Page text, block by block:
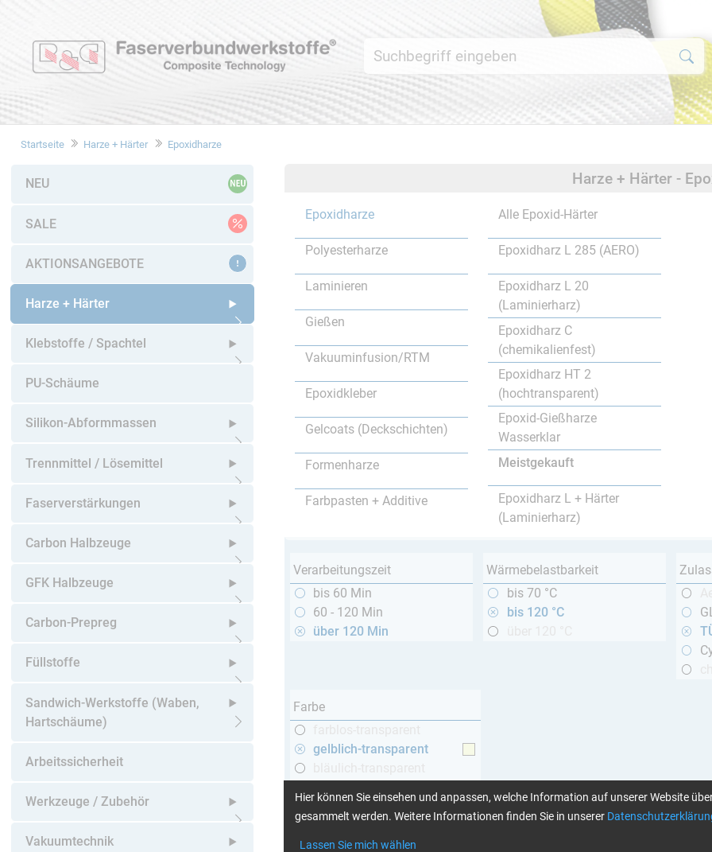
Startseite Harze + Härter Epoxidharze
NEU
SALE
AKTIONSANGEBOTE
Harze + Härter
Untermenü öffnen
Klebstoffe / Spachtel
Untermenü öffnen
PU-Schäume
Silikon-Abformmassen
Untermenü öffnen
Trennmittel / Lösemittel
Untermenü öffnen
Faserverstärkungen
Untermenü öffnen
Carbon Halbzeuge
Untermenü öffnen
GFK Halbzeuge
Untermenü öffnen
Carbon-Prepreg
Untermenü öffnen
Füllstoffe
Untermenü öffnen
Sandwich-Werkstoffe (Waben,
Hartschäume)
Untermenü öffnen
Arbeitssicherheit
Werkzeuge / Zubehör
Untermenü öffnen
Vakuumtechnik
Harze + Härter -
Epoxidharze
Polyesterharze
Laminieren
Gießen
Vakuuminfusion/RTM
Epoxidkleber
Gelcoats (Deckschichten)
Formenharze
Farbpasten + Additive
Alle Epoxid-Härter
Epoxidharz L 285 (AERO)
Epoxidharz L 20
(Laminierharz)
Epoxidharz C
(chemikalienfest)
Epoxidharz HT 2
(hochtransparent)
Epoxid-Gießharze
Wasserklar
Meistgekauft
Epoxidharz L + Härter
(Laminierharz)
Verarbeitungszeit
bis 60 Min
60 - 120 Min
über 120 Min
Wärmebelastbarkeit
bis 70 °C
bis 120 °C
Farbe
gelblich-transparent
Hier können Sie einsehen und anpassen, welche Information auf unserer Website
gesammelt werden. Weitere Informationen finden Sie in unserer
Lassen Sie mich wählen